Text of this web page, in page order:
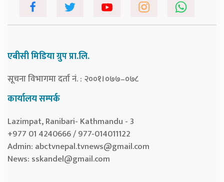
एबीसी मिडिया ग्रुप प्रा.लि.
सूचना विभागमा दर्ता नं. : २००१।०७७–०७८
कार्यालय सम्पर्क
Lazimpat, Ranibari- Kathmandu - 3
+977 01 4240666 / 977-014011122
Admin: abctvnepal.tvnews@gmail.com
News: sskandel@gmail.com